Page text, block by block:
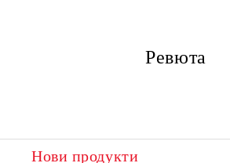
Ревюта
Нови продукти